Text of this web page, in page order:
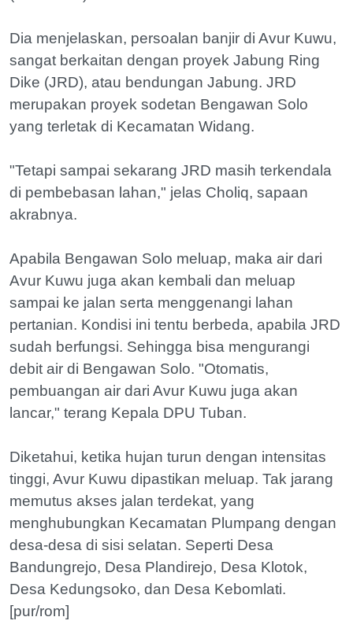
Dia menjelaskan, persoalan banjir di Avur Kuwu,
sangat berkaitan dengan proyek Jabung Ring
Dike (JRD), atau bendungan Jabung. JRD
merupakan proyek sodetan Bengawan Solo
yang terletak di Kecamatan Widang.
"Tetapi sampai sekarang JRD masih terkendala
di pembebasan lahan," jelas Choliq, sapaan
akrabnya.
Apabila Bengawan Solo meluap, maka air dari
Avur Kuwu juga akan kembali dan meluap
sampai ke jalan serta menggenangi lahan
pertanian. Kondisi ini tentu berbeda, apabila JRD
sudah berfungsi. Sehingga bisa mengurangi
debit air di Bengawan Solo. "Otomatis,
pembuangan air dari Avur Kuwu juga akan
lancar," terang Kepala DPU Tuban.
Diketahui, ketika hujan turun dengan intensitas
tinggi, Avur Kuwu dipastikan meluap. Tak jarang
memutus akses jalan terdekat, yang
menghubungkan Kecamatan Plumpang dengan
desa-desa di sisi selatan. Seperti Desa
Bandungrejo, Desa Plandirejo, Desa Klotok,
Desa Kedungsoko, dan Desa Kebomlati.
[pur/rom]